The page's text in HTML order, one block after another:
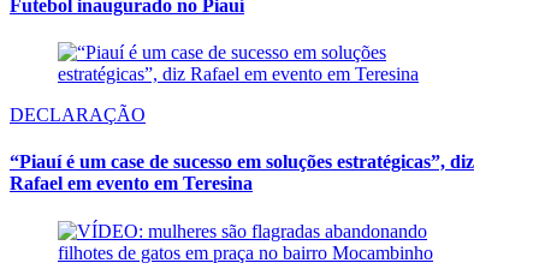
Futebol inaugurado no Piauí
DECLARAÇÃO
“Piauí é um case de sucesso em soluções estratégicas”, diz
Rafael em evento em Teresina